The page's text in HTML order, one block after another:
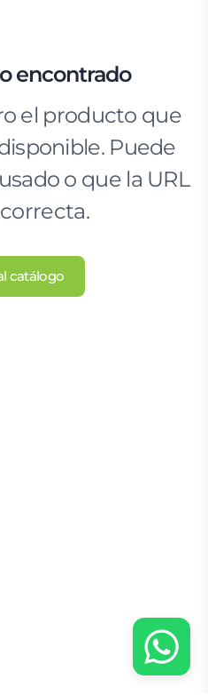
encontrado
el producto que
Puede
o que la URL
catálogo